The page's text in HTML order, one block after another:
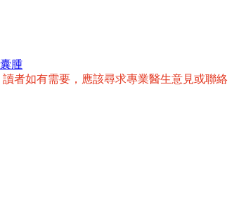
腫
者如有需要，應該尋求專業醫生意見或聯絡